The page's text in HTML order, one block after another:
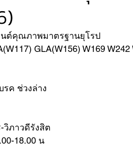
นต์คุณภาพมาตรฐานยุโรป
GLA(W156) W169 W242
รค ช่วงล่าง
ภาวดีรังสิต
18.00 น